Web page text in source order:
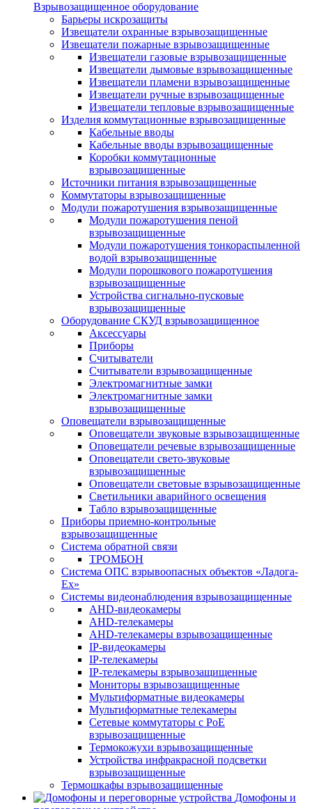
Взрывозащищенное оборудование
Барьеры искрозащиты
Извещатели охранные взрывозащищенные
Извещатели пожарные взрывозащищенные
Извещатели газовые взрывозащищенные
Извещатели дымовые взрывозащищенные
Извещатели пламени взрывозащищенные
Извещатели ручные взрывозащищенные
Извещатели тепловые взрывозащищенные
Изделия коммутационные взрывозащищенные
Кабельные вводы
Кабельные вводы взрывозащищенные
Коробки коммутационные
взрывозащищенные
Источники питания взрывозащищенные
Коммутаторы взрывозащищенные
Модули пожаротушения взрывозащищенные
Модули пожаротушения пеной
взрывозащищенные
Модули пожаротушения тонкораспыленной
водой взрывозащищенные
Модули порошкового пожаротушения
взрывозащищенные
Устройства сигнально-пусковые
взрывозащищенные
Оборудование СКУД взрывозащищенное
Аксессуары
Приборы
Считыватели
Считыватели взрывозащищенные
Электромагнитные замки
Электромагнитные замки
взрывозащищенные
Оповещатели взрывозащищенные
Оповещатели звуковые взрывозащищенные
Оповещатели речевые взрывозащищенные
Оповещатели свето-звуковые
взрывозащищенные
Оповещатели световые взрывозащищенные
Светильники аварийного освещения
Табло взрывозащищенные
Приборы приемно-контрольные
взрывозащищенные
Система обратной связи
ТРОМБОН
Система ОПС взрывоопасных объектов «Ладога-
Ex»
Системы видеонаблюдения взрывозащищенные
AHD-видеокамеры
AHD-телекамеры
AHD-телекамеры взрывозащищенные
IP-видеокамеры
IP-телекамеры
IP-телекамеры взрывозащищенные
Мониторы взрывозащищенные
Мультиформатные видеокамеры
Мультиформатные телекамеры
Сетевые коммутаторы с РоЕ
взрывозащищенные
Термокожухи взрывозащищенные
Устройства инфракрасной подсветки
взрывозащищенные
Термошкафы взрывозащищенные
Домофоны и